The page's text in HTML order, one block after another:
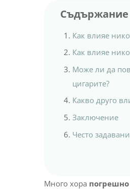
Съдържание
Как влияе
Как влияе
Може ли да
цигарите?
Какво друго
Заключение
Често
Много хора